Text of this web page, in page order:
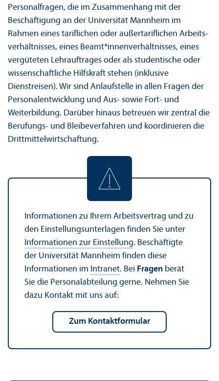
Personalfragen, die im Zusammenhang mit der
Beschäftigung an der Universität Mannheim im
Rahmen eines tariflichen oder außertariflichen Arbeits­
verhältnisses, eines Beamt*innen­verhältnisses, eines
vergüteten Lehr­auftrages oder als studentische oder
wissenschaft­liche Hilfskraft stehen (inklusive
Dienstreisen). Wir sind Anlaufstelle in allen Fragen der
Personal­entwicklung und Aus- sowie Fort- und
Weiterbildung. Darüber hinaus betreuen wir zentral die
Berufungs- und Bleibe­verfahren und koordinieren die
Drittmittelwirtschaft­ung.
Informationen zu Ihrem Arbeits­vertrag und zu
den Einstellungs­unter­lagen finden Sie unter
Informationen zur Einstellung. Beschäftigte
der Universität Mannheim finden diese
Informationen im Intranet. Bei Fragen berät
Sie die Personalabteilung gerne. Nehmen Sie
dazu Kontakt mit uns auf:
zum Kontaktformular